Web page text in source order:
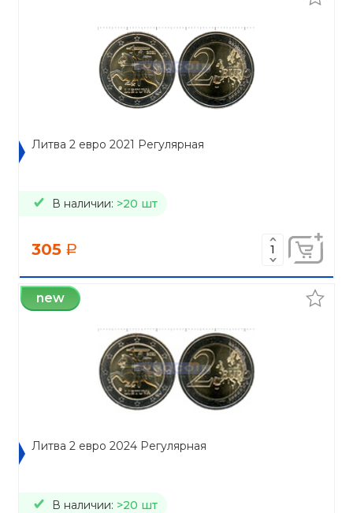
Литва 2 евро 2021 Регулярная
В наличии: >20 шт
305 a
new
Литва 2 евро 2024 Регулярная
В наличии: >20 шт